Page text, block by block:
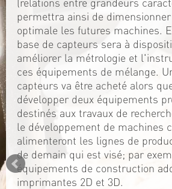
permettra ainsi de
optimale les futures machines.
base de capteurs sera à
améliorer la métrologie et
ces équipements de mélange.
capteurs va être acheté alors
développer deux équipements
destinés aux travaux de
le développement de machines
alimenteront les lignes de
de demain qui est visé; par
équipements de construction
imprimantes 2D et 3D.